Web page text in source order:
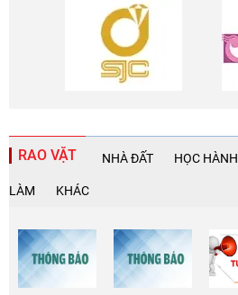
RAO VẶT NHÀ ĐẤT HỌC HÀNH
LÀM KHÁC